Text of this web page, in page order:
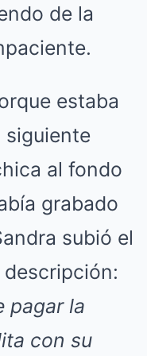
de la
estaba
siguiente
al fondo
grabado
subió el
pagar la
con su